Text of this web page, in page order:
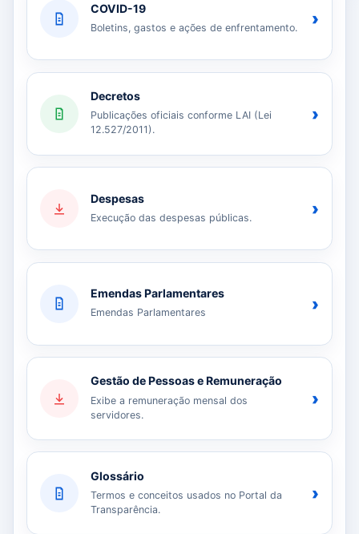
COVID-19
Boletins, gastos e ações de enfrentamento. ›
Decretos
Publicações oficiais conforme LAI (Lei
12.527/2011).
›
Despesas
Execução das despesas públicas. ›
Emendas Parlamentares
Emendas Parlamentares ›
Gestão de Pessoas e Remuneração
Exibe a remuneração mensal dos
servidores.
›
Glossário
Termos e conceitos usados no Portal da
Transparência.
›